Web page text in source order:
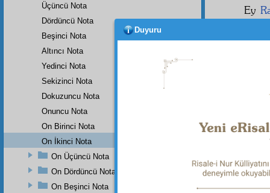
Ey
Üçüncü Nota
Dördüncü Nota
Beşinci Nota
Altıncı Nota
Yedinci Nota
Sekizinci Nota
Dokuzuncu Nota
Onuncu Nota
On Birinci Nota
On İkinci Nota
On Üçüncü Nota
On Dördüncü Nota
On Beşinci Nota
Duyuru